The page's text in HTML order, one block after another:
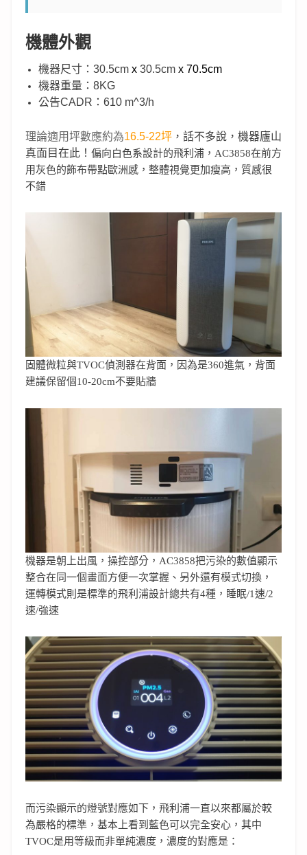
機體外觀
機器尺寸：30.5cm x30.5cm x 70.5cm
機器重量：8KG
公告CADR：610 m^3/h
理論適用坪數應約為16.5-22坪 ，話不多說，機器廬山
真面目在此！ 偏向白色系設計的飛利浦，AC3858在前方
用灰色的飾布帶點歐洲感，整體視覺更加瘦高，質感很
不錯
固體微粒與TVOC偵測器在背面，因為是360進氣，背面
建議保留個10-20cm不要貼牆
機器是朝上出風，操控部分，AC3858把污染的數值顯示
整合在同一個畫面方便一次掌握、另外還有模式切換，
運轉模式則是標準的飛利浦設計總共有4種，睡眠/1速/2
速/強速
而污染顯示的燈號對應如下，飛利浦一直以來都屬於較
為嚴格的標準，基本上看到藍色可以完全安心，其中
TVOC是用等級而非單純濃度，濃度的對應是：